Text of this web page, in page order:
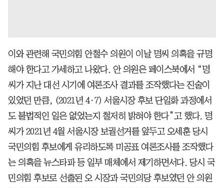
이와 관련해 국민의힘 안철수 의원이 이날 명씨 의혹을 규명
해야 한다고 가세하고 나왔다. 안 의원은 페이스북에서 “명
씨가 지난 대선 시기에 여론조사 결과를 조작했다는 진술이
있었던 만큼, (2021년 4·7) 서울시장 후보 단일화 과정에서
도 불법적인 일은 없었는지 철저히 밝혀야 한다”고 했다. 명
씨가 2021년 4월 서울시장 보궐선거를 앞두고 오세훈 당시
국민의힘 후보에게 유리하도록 미공표 여론조사를 조작했다
는 의혹을 뉴스타파 등 일부 매체에서 제기하면서다. 당시 국
민의힘 후보로 선출된 오 시장과 국민의당 후보였던 안 의원